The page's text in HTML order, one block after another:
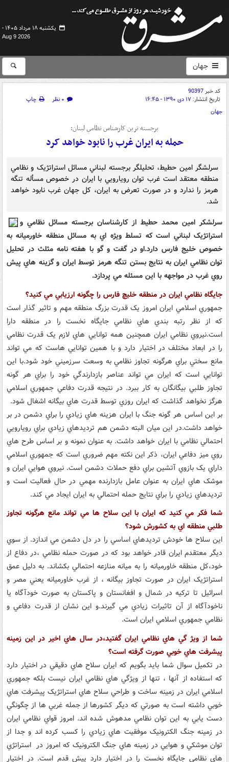
یکشنبه ۱۸ مرداد ۱۴۰۵ -
Aug 9 2026
جهان
کد خبر90397
تاریخ انتشار: ۱۷ دی ۱۳۹۰ - ۱۶:۴۵ ۰ نظر
چاپ
جهان
برجسته ترين کارشناس نظامي لبنان:
حمله به ايران غرب را نابود خواهد کرد
سرلشگر امين حطيط، تحليلگر برجسته لبناني مسائل استراتژيک و نظامي
منطقه معتقد است غرب توان رويارويي با ايران در خصوص مسأله تنگه
هرمز را ندارد و در صورت تعرض به ايران، کل جهان غرب نابود خواهد
شد.
سرلشکر امين محمد حطيط از کارشناسان برجسته مسائل نظامي و
استراتژيک لبناني است که تسلط ويژه اي به مسائل منطقه خاورميانه به
خصوص خليج فارس دارد.او در گفت و گو با هفته نامه مثلث در تحليل
توان نظامي ايران به نتايج بستن تنگه هرمز توسط ايران و گزينه هاي پيش
روي غرب در مواجهه با اين مسئله مي پردازد.
جايگاه نظامي ايران در منطقه خليچ فارس را چگونه ارزيابي مي کنيد؟
جمهوري اسلامي ايران امروز يک قدرت بزرگ منطقه مهم و تاثير گذار است
که از نظر رتبه بندي هاي نظامي جايگاه نخست را در منطقه دارا
است.نيروي نظامي ايران همچنين همه توانايي هاي لازم يک قدرت نظامي
را در ابعاد مختلف در اختيار دارد و با همين توانايي هاست که مي تواند
مانع سختي براي هرگونه تجاوز نظامي به وسعت سرزميني خود شود.با اين
توانايي است که ايران مي تواند عناصر بازدارندگي خود را براي هر گونه
تجاوز طلبي بيگانگان به کار ببرد. در نتيجه قدرت دفاعي جمهوري اسلامي
هرگز نخواهد گذاشت که ايران روزي توسط قدرت هاي بيگانه اشغال شود.
بر اين اساس هر گونه جنگ با ايران هزينه هاي زيادي را براي دشمن در بر
خواهد داشت.در اين ميان البته دشمن هم ترديدهاي زيادي براي رويارويي
احتمالي نظامي با ايران خواهد داشت. به عنوان نمونه و بر اساس طرح هاي
روي ميز دفاعي ايران، ذکر اين نکته مهم ضروري است که جمهوري اسلامي
داراي يک بازوي آتشين براي دفع حملات دشمن است. نيروي هوايي ايران و
موشک هاي ايران به عنوان عامل بازدارنده مهمي در حال فعاليت است و
ترديدهاي زيادي را براي نتايج حمله احتمالي به ايران ايجاد مي کند.
شما فکر مي کنيد که ايران با اين سلاح ها مي تواند مانع هرگونه تجاوز
طلبي منطقه اي به کشورش شود؟
اين سلاح ها خودش ترديدهاي اساسي را در دل دشمن مي اندازد. از سوي
ديگر معتقدم ايران قادر خواهد بود که در صورت حمله نظامي ،در دفاع از
خود،کل منطقه خاورميانه را به ميانه منازعه احتمالي بکشاند. به دليل عمق
استراتژيک ايران در صورت تجاوز بيگانه ، از غرب خاورميانه يعني مصر و
اسرائيل تا ترکيه در شمال و افغانستان و پاکستان به صورت خودآگاه يا
ناخودآگاه از آن تاثيرات زيادي مي گيرند.و اين نشان از قدرت دفاعي و
نظامي جمهوري اسلامي ايران است.
شما از ويژ گي هاي نظامي ايران گفتيد،در سال هاي اخير در اين زمينه
پيشرفت هاي خوبي صورت گرفته است؟
در تکميل سوال شما بايد بگويم که ايران سلاح هاي دقيقي در اختيار دارد
که استفاده از آنها ، تنها از ويژگي هاي نظامي ايران نيست بلکه جمهوري
اسلامي ايران در زمينه ساخت و طراحي سلاح هاي استراتژيک پيشرفت هاي
خوبي داشته است به صورتي که ديگر کشورها از جمله غربي ها از چگونگي
دست يابي به اين توان نظامي مدهوش شده اند. امروز قواي نظامي ايران
در زمينه جنگ الکترونيک موفقيت هاي زيادي را کسب کرده اند و جدا از
توان موشکي و هوايي در زمينه هاي جنگ الکترونيک که امروز در استراتژي
هاي نظامي جايگاه نخست را در اختيار دارد پيش قدم است. در اختيار